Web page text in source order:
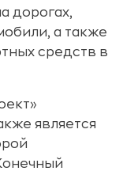
дорогах,
а также
средств в
является